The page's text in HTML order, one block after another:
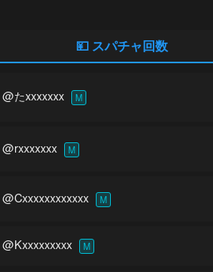
💴 スパチャ回数
@たxxxxxxx M
@rxxxxxxx M
@Cxxxxxxxxxxxx M
@Kxxxxxxxxx M